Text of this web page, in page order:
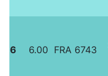
6 6.00 FRA 6743